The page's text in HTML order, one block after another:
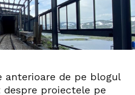
anterioare de pe blogul
proiectele pe